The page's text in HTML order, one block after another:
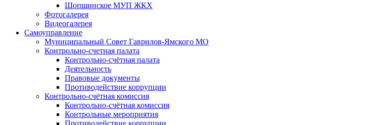
Шопшинское МУП ЖКХ
Фотогалерея
Видеогалерея
Самоуправление
Муниципальный Совет Гаврилов-Ямского МО
Контрольно-счетная палата
Контрольно-счётная палата
Деятельность
Правовые документы
Противодействие коррупции
Контрольно-счётная комиссия
Контрольно-счётная комиссия
Контрольные мероприятия
Противодействие коррупции